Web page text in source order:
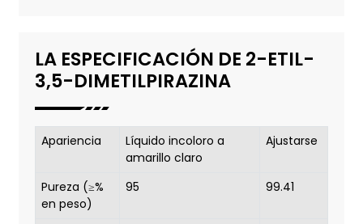
LA ESPECIFICACIÓN DE 2-ETIL-
3,5-DIMETILPIRAZINA
Apariencia
Líquido incoloro a
amarillo claro
Ajustarse
Pureza (≥%
en peso)
95 99.41